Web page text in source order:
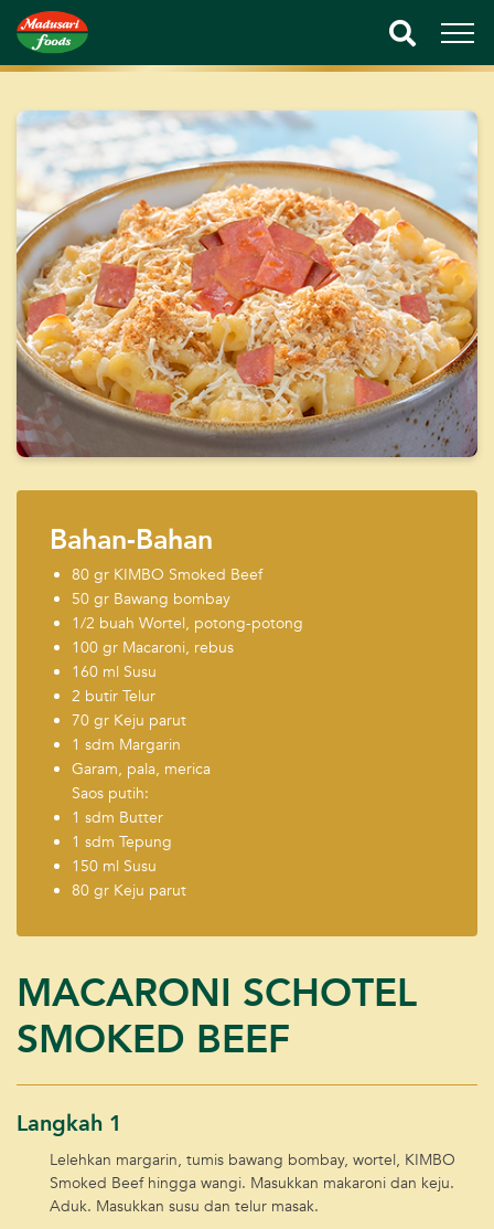
Bahan-Bahan
80 gr KIMBO Smoked Beef
50 gr Bawang bombay
1/2 buah Wortel, potong-potong
100 gr Macaroni, rebus
160 ml Susu
2 butir Telur
70 gr Keju parut
1 sdm Margarin
Garam, pala, merica
Saos putih:
1 sdm Butter
1 sdm Tepung
150 ml Susu
80 gr Keju parut
MACARONI SCHOTEL
SMOKED BEEF
Langkah 1
Lelehkan margarin, tumis bawang bombay, wortel, KIMBO
Smoked Beef hingga wangi. Masukkan makaroni dan keju.
Aduk. Masukkan susu dan telur masak.